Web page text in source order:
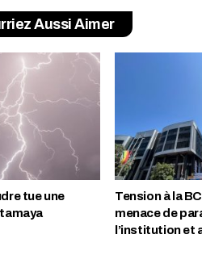
Aussi Aimer
tue une
Tension à la
menace de
l’institution et